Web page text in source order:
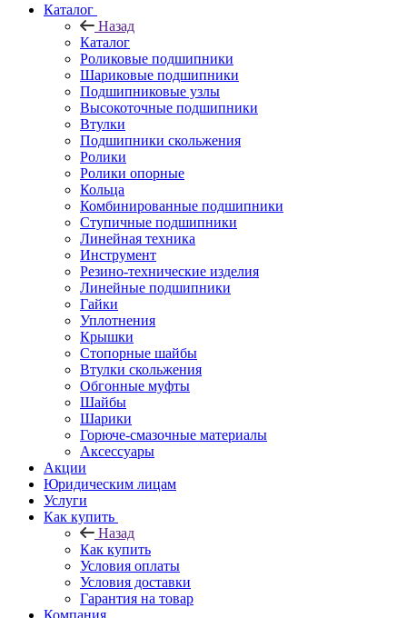
Каталог
Назад
Каталог
Роликовые подшипники
Шариковые подшипники
Подшипниковые узлы
Высокоточные подшипники
Втулки
Подшипники скольжения
Ролики
Ролики опорные
Кольца
Комбинированные подшипники
Ступичные подшипники
Линейная техника
Инструмент
Резино-технические изделия
Линейные подшипники
Гайки
Уплотнения
Крышки
Стопорные шайбы
Втулки скольжения
Обгонные муфты
Шайбы
Шарики
Горюче-смазочные материалы
Аксессуары
Акции
Юридическим лицам
Услуги
Как купить
Назад
Как купить
Условия оплаты
Условия доставки
Гарантия на товар
Компания